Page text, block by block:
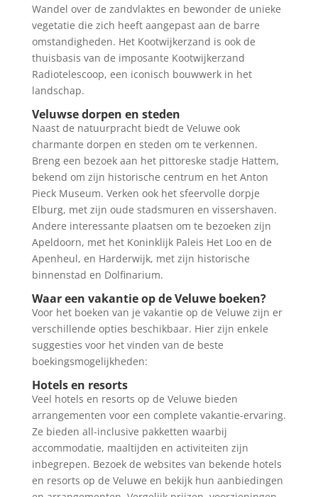
Wandel over de zandvlaktes en bewonder de unieke
vegetatie die zich heeft aangepast aan de barre
omstandigheden. Het Kootwijkerzand is ook de
thuisbasis van de imposante Kootwijkerzand
Radiotelescoop, een iconisch bouwwerk in het
landschap.
Veluwse dorpen en steden
Naast de natuurpracht biedt de Veluwe ook
charmante dorpen en steden om te verkennen.
Breng een bezoek aan het pittoreske stadje Hattem,
bekend om zijn historische centrum en het Anton
Pieck Museum. Verken ook het sfeervolle dorpje
Elburg, met zijn oude stadsmuren en vissershaven.
Andere interessante plaatsen om te bezoeken zijn
Apeldoorn, met het Koninklijk Paleis Het Loo en de
Apenheul, en Harderwijk, met zijn historische
binnenstad en Dolfinarium.
Waar een vakantie op de Veluwe boeken?
Voor het boeken van je vakantie op de Veluwe zijn er
verschillende opties beschikbaar. Hier zijn enkele
suggesties voor het vinden van de beste
boekingsmogelijkheden:
Hotels en resorts
Veel hotels en resorts op de Veluwe bieden
arrangementen voor een complete vakantie-ervaring.
Ze bieden all-inclusive pakketten waarbij
accommodatie, maaltijden en activiteiten zijn
inbegrepen. Bezoek de websites van bekende hotels
en resorts op de Veluwe en bekijk hun aanbiedingen